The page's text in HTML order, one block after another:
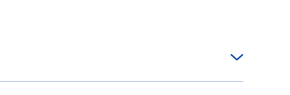
e rinforzare la struttura